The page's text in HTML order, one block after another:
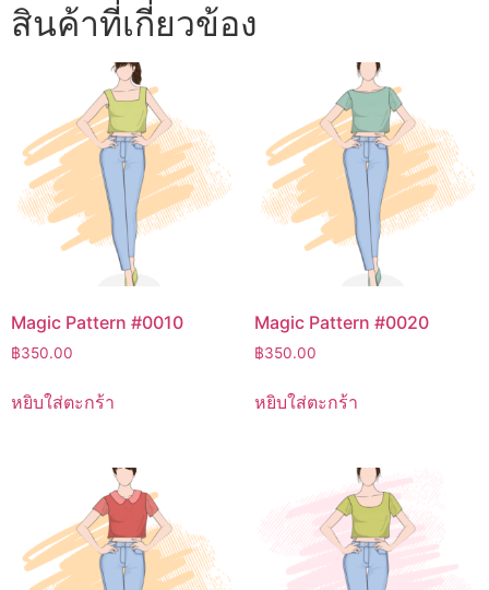
สินค้าที่เกี่ยวข้อง
Magic Pattern #0010
฿350.00
หยิบใส่ตะกร้า
Magic Pattern #0020
฿350.00
หยิบใส่ตะกร้า